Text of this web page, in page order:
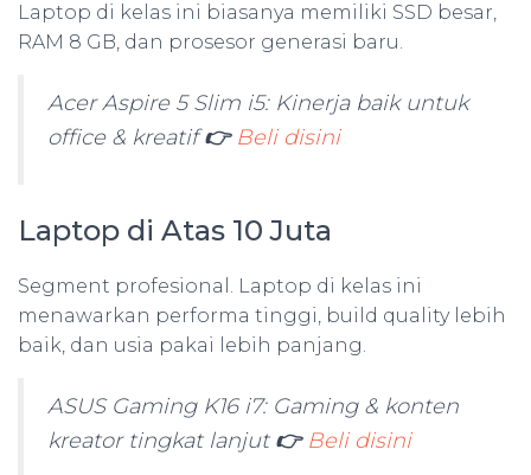
Laptop di kelas ini biasanya memiliki SSD besar,
RAM 8 GB, dan prosesor generasi baru.
Acer Aspire 5 Slim i5: Kinerja baik untuk
office & kreatif👉 Beli disini
Laptop di Atas 10 Juta
Segment profesional. Laptop di kelas ini
menawarkan performa tinggi, build quality lebih
baik, dan usia pakai lebih panjang.
ASUS Gaming K16 i7: Gaming & konten
kreator tingkat lanjut 👉 Beli disini